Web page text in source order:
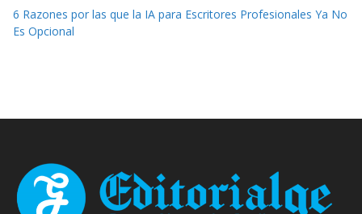
6 Razones por las que la IA para Escritores Profesionales Ya No
Es Opcional